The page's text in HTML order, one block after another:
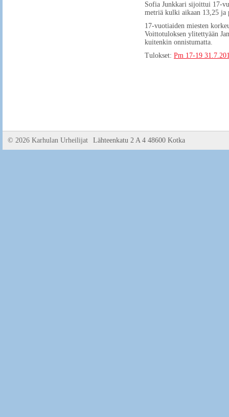
Sofia Junkkari sijoittui 17-
metriä kulki aikaan 13,25 ja
17-vuotiaiden miesten
Voittotuloksen ylitettyään
kuitenkin onnistumatta.
Tulokset: Pm 17-19
© 2026 Karhulan Urheilijat Lähteenkatu 2 A 4 48600 Kotka